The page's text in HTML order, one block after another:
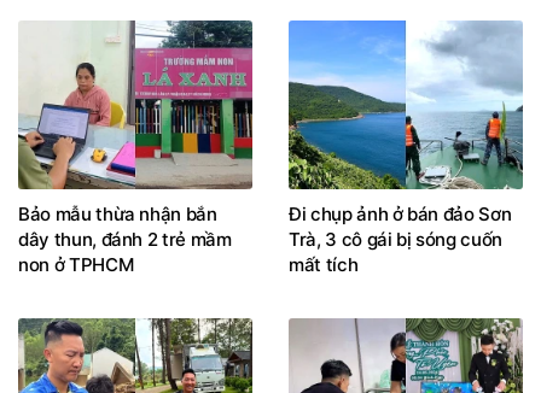
Bảo mẫu thừa nhận bắn
dây thun, đánh 2 trẻ mầm
non ở TPHCM
Đi chụp ảnh ở bán đảo Sơn
Trà, 3 cô gái bị sóng cuốn
mất tích